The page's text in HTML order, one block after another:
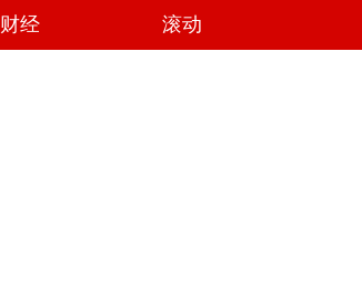
财经 滚动